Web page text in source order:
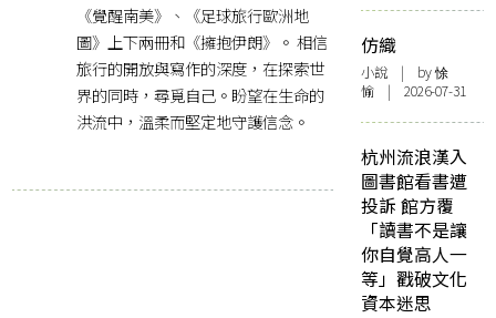
《覺醒南美》、《足球旅行歐洲地
圖》上下兩冊和《擁抱伊朗》。 相信
旅行的開放與寫作的深度，在探索世
界的同時，尋覓自己。盼望在生命的
洪流中，溫柔而堅定地守護信念。
仿織
小說 | by 悇
愉 | 2026-07-31
杭州流浪漢入
圖書館看書遭
投訴 館方覆
「讀書不是讓
你自覺高人一
等」戳破文化
資本迷思